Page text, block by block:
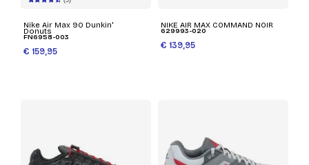
Nike Air Max 90 Dunkin'
Donuts
FN6958-003
€ 159,95
NIKE AIR MAX COMMAND NOIR
629993-020
€ 139,95